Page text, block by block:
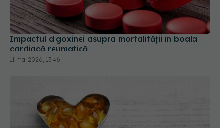
Impactul digoxinei asupra mortalității în boala
cardiacă reumatică
11 mai 2026, 13:46